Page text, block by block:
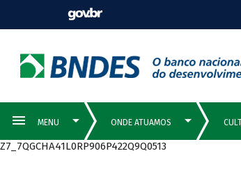
Z7_7QGCHA41L0RP906P422Q9Q0513